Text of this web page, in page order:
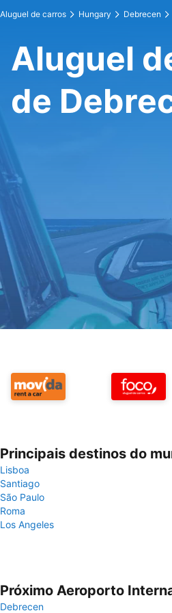
Aluguel de carros Hungary Debrecen
Aluguel
de
Principais destinos do
Lisboa
Santiago
São Paulo
Roma
Los Angeles
Próximo Aeroporto
Debrecen